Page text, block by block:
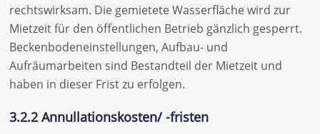
rechtswirksam. Die gemietete Wasserfläche wird zur
Mietzeit für den öffentlichen Betrieb gänzlich gesperrt.
Beckenbodeneinstellungen, Aufbau- und
Aufräumarbeiten sind Bestandteil der Mietzeit und
haben in dieser Frist zu erfolgen.
3.2.2 Annullationskosten/ -fristen